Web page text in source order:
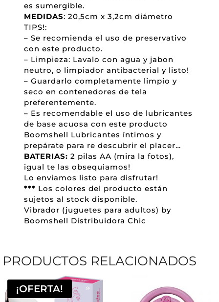
es sumergible.
MEDIDAS: 20,5cm x 3,2cm diámetro
TIPS!:
– Se recomienda el uso de preservativo
con este producto.
– Limpieza: Lavalo con agua y jabon
neutro, o limpiador antibacterial y listo!
– Guardarlo completamente limpio y
seco en contenedores de tela
preferentemente.
– Es recomendable el uso de lubricantes
de base acuosa con este producto
Boomshell Lubricantes íntimos y
prepárate para re descubrir el placer…
BATERIAS: 2 pilas AA (mira la fotos),
igual te las obsequiamos!
Lo enviamos listo para disfrutar!
*** Los colores del producto están
sujetos al stock disponible.
Vibrador (juguetes para adultos) by
Boomshell Distribuidora Chic
PRODUCTOS RELACIONADOS
¡OFERTA!